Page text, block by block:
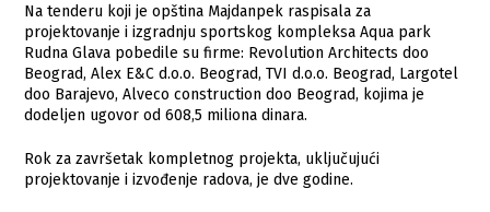
Na tenderu koji je opština Majdanpek raspisala za
projektovanje i izgradnju sportskog kompleksa Aqua park
Rudna Glava pobedile su firme: Revolution Architects doo
Beograd, Alex E&C d.o.o. Beograd, TVI d.o.o. Beograd, Largotel
doo Barajevo, Alveco construction doo Beograd, kojima je
dodeljen ugovor od 608,5 miliona dinara.
Rok za završetak kompletnog projekta, uključujući
projektovanje i izvođenje radova, je dve godine.